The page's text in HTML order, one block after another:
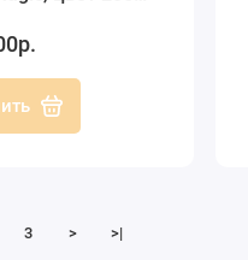
25 мл
3 > >|